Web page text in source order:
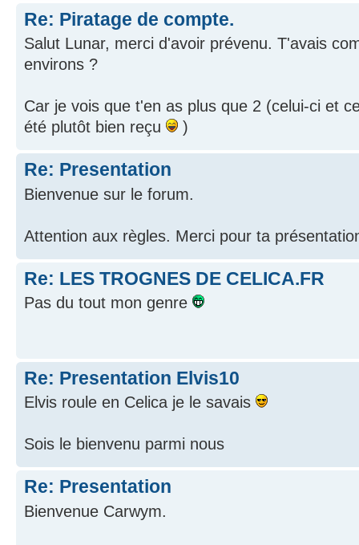
Re: Piratage de compte.
Salut Lunar, merci d'avoir prévenu. T'avais
environs ?
Car je vois que t'en as plus que 2 (celui-ci et
été plutôt bien reçu
)
Re: Presentation
Bienvenue sur le forum.
Attention aux règles. Merci pour ta
Re: LES TROGNES DE CELICA.FR
Pas du tout mon genre
Re: Presentation Elvis10
Elvis roule en Celica je le savais
Sois le bienvenu parmi nous
Re: Presentation
Bienvenue Carwym.